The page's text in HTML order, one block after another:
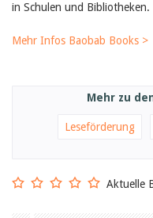
Sibylle Birrer
Céline Graf
Manuela Nyffeler-Lanker
Juli 2026
in Schulen und Bibliotheken.
Mehr Infos Baobab Books >
Mehr zu
Leseförderung
Aktuelle